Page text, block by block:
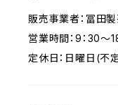
販売事業者：冨田
営業時間：9：30～
定休日：日曜日(不